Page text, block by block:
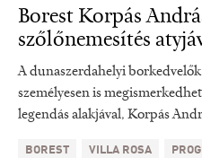
Borest Korpás
szőlőnemesítés
A dunaszerdahelyi
személyesen is
legendás alakjával, Korpás
BOREST VILLA ROSA